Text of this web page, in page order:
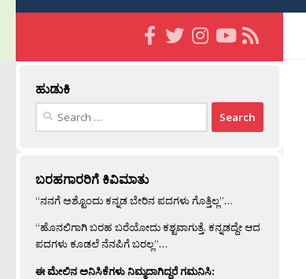
ಹುಡುಕಿ
Search
ಬರಹಗಾರರಿಗೆ ಕಿವಿಮಾತು
“ನನಗೆ ಅಶ್ಟೊಂದು ಕನ್ನಡ ಬೇರಿನ ಪದಗಳು ಗೊತ್ತಿಲ್ಲ”…
“ಹೊನಲಿಗಾಗಿ ಬರಹ ಬರೆಯೋದು ಕಶ್ಟವಾಗುತ್ತೆ. ಕನ್ನಡದ್ದೇ ಆದ
ಪದಗಳು ಕೂಡಲೆ ನೆನಪಿಗೆ ಬರಲ್ಲ”…
ಈ ಮೇಲಿನ ಅನಿಸಿಕೆಗಳು ನಿಮ್ಮದಾಗಿದ್ದರೆ ಗಮನಿಸಿ: